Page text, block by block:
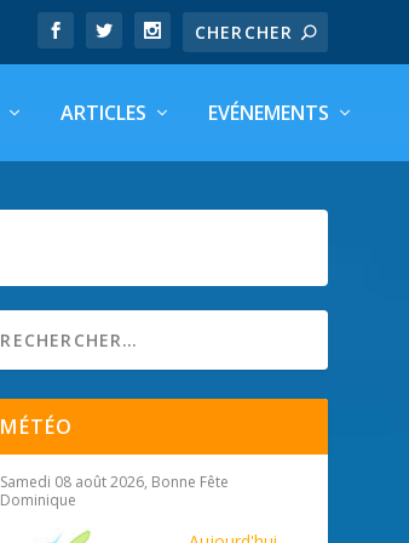
ARTICLES EVÉNEMENTS
MÉTÉO
Samedi 08 août 2026, Bonne Fête
Dominique